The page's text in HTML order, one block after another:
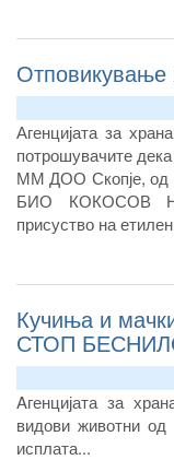
Отповикување
Агенцијата за
потрошувачите
ММ ДОО Скопје, од
БИО КОКОСОВ
присуство на
Кучиња и
СТОП
Aгенцијата за
видови животни
исплата...